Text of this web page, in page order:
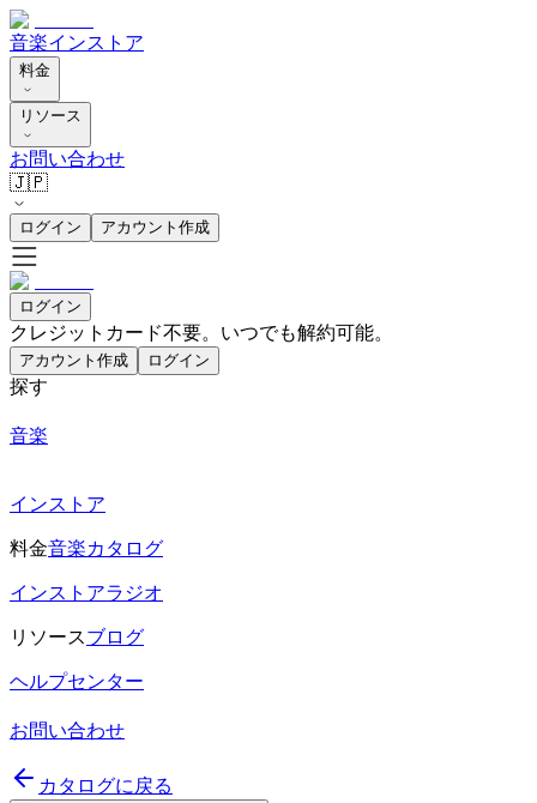
音楽インストア
料金
リソース
お問い合わせ
🇯🇵
ログイン アカウント作成
ログイン
クレジットカード不要。いつでも解約可能。
アカウント作成 ログイン
探す
音楽
インストア
料金音楽カタログ
インストアラジオ
リソースブログ
ヘルプセンター
お問い合わせ
カタログに戻る